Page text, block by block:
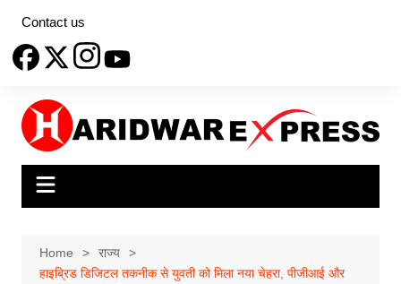
content
Contact us
Home
राज्य
हाइब्रिड डिजिटल तकनीक से युवती को मिला नया चेहरा, पीजीआई और